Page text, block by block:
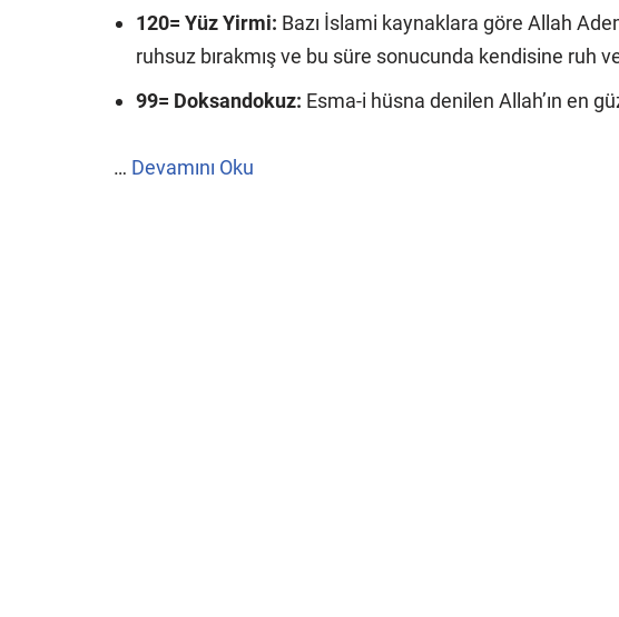
120= Yüz Yirmi: Bazı İslami kaynaklara göre Allah
ruhsuz bırakmış ve bu süre sonucunda kendisine ruh
99= Doksandokuz: Esma-i hüsna denilen Allah’ın en
… Devamını Oku